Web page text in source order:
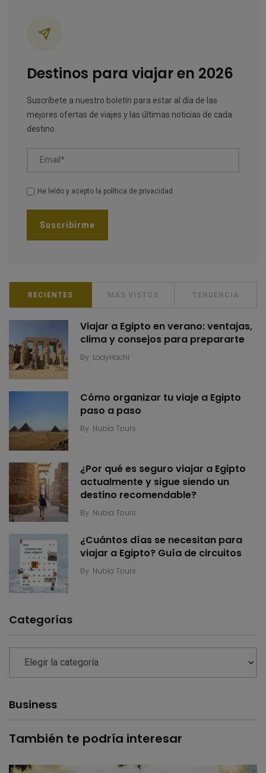
Destinos para viajar en 2026
Suscríbete a nuestro boletín para estar al día de las
mejores ofertas de viajes y las últimas noticias de cada
destino.
Email*
He leído y acepto la política de privacidad .
RECIENTES MÁS VISTOS TENDENCIA
Viajar a Egipto en verano: ventajas,
clima y consejos para prepararte
By LadyHachi
Cómo organizar tu viaje a Egipto
paso a paso
By Nubia Tours
¿Por qué es seguro viajar a Egipto
actualmente y sigue siendo un
destino recomendable?
By Nubia Tours
¿Cuántos días se necesitan para
viajar a Egipto? Guía de circuitos
By Nubia Tours
Categorías
Business
También te podría interesar